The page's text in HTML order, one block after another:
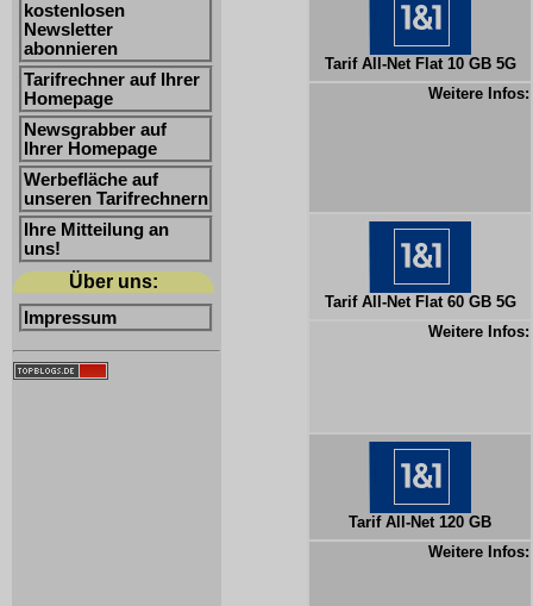
kostenlosen
Newsletter
abonnieren
Tarifrechner auf Ihrer
Homepage
Newsgrabber auf
Ihrer Homepage
Werbefläche auf
unseren Tarifrechnern
Ihre Mitteilung an
uns!
Über uns:
Impressum
Tarif All-Net Flat 10 GB 5G
Weitere Infos:
Tarif All-Net Flat 60 GB 5G
Weitere Infos:
Tarif All-Net 120 GB
Weitere Infos: